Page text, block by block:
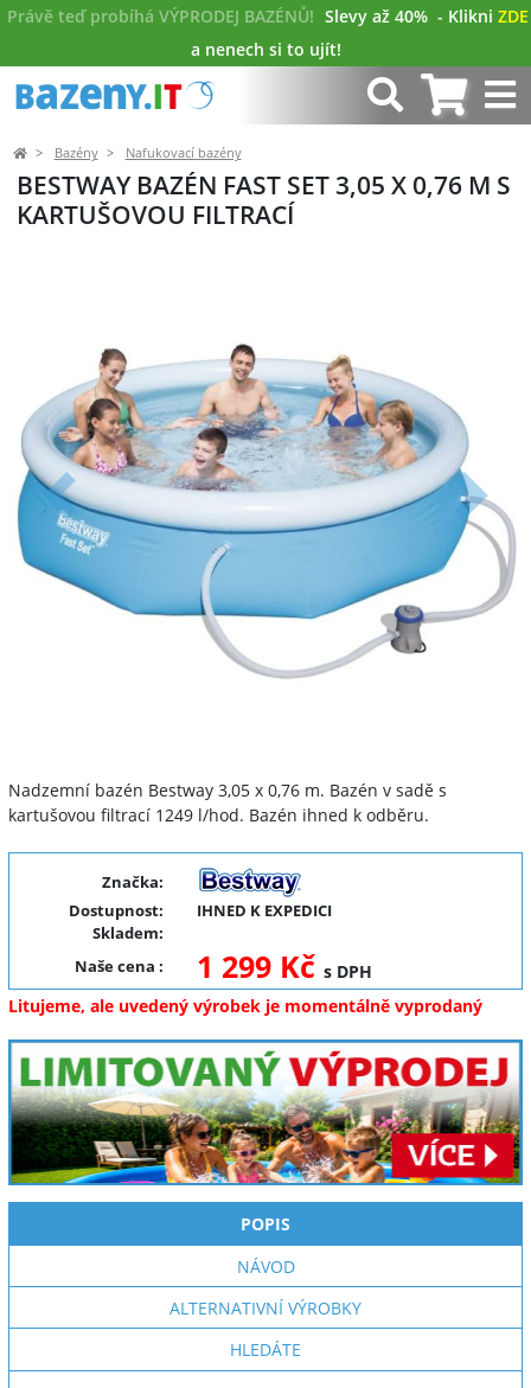
Právě teď probíhá VÝPRODEJ BAZÉNŮ! Slevy až 40% - Klikni ZDE
a nenech si to ujít!
Bazény Nafukovací bazény
BESTWAY BAZÉN FAST SET 3,05 X 0,76 M S
KARTUŠOVOU FILTRACÍ
Předchozí Další
Nadzemní bazén Bestway 3,05 x 0,76 m. Bazén v sadě s
kartušovou filtrací 1249 l/hod. Bazén ihned k odběru.
Značka:
Dostupnost:
IHNED K EXPEDICI
Skladem:
Naše cena : 1 299 Kč s DPH
Litujeme, ale uvedený výrobek je momentálně vyprodaný
POPIS
NÁVOD
ALTERNATIVNÍ VÝROBKY
HLEDÁTE